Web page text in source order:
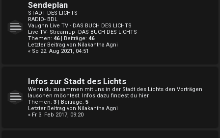
Sendeplan
STADT DES LICHTS
RADIO- BDL
Vaughn Live TV - DAS BUCH DES LICHTS
Live TV- Streamup -DAS BUCH DES LICHTS
Themen: 46| Beiträge: 46
Letzter Beitrag von Nilakantha Agni
« So 22. Aug 2021, 04:51
Infos zur Stadt des Lichts
Wenn du zusammen mit uns in der Stadt des Lichts den Vorträgen
lauschen möchtest. Infos dazu findest du hier
Themen: 3 | Beiträge: 5
Letzter Beitrag von Nilakantha Agni
« Fr 3. Feb 2017, 09:20